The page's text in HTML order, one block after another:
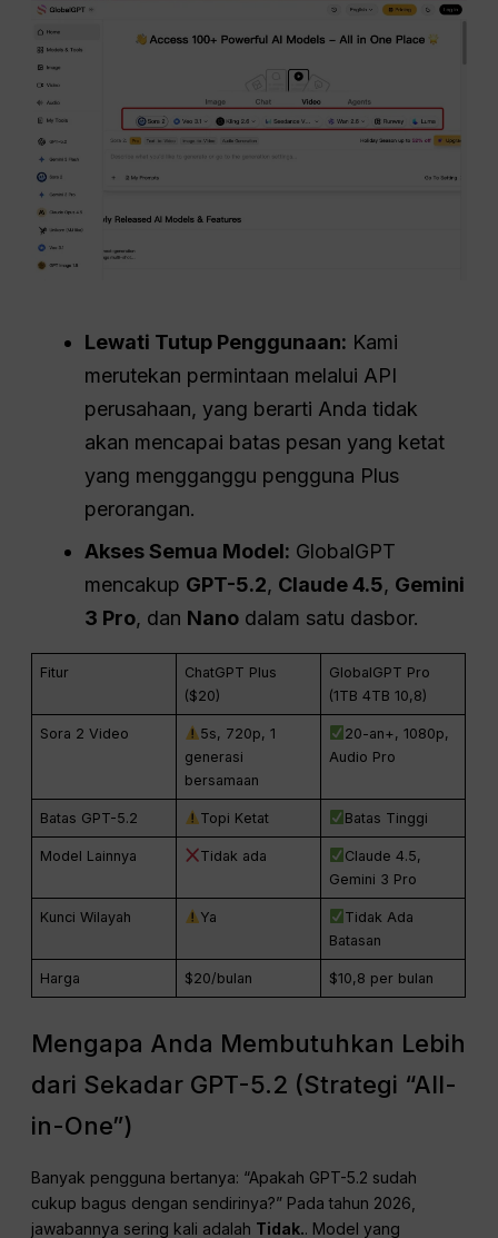
Lewati Tutup Penggunaan: Kami
merutekan permintaan melalui API
perusahaan, yang berarti Anda tidak
akan mencapai batas pesan yang ketat
yang mengganggu pengguna Plus
perorangan.
Akses Semua Model: GlobalGPT
mencakup GPT-5.2, Claude 4.5, Gemini
3 Pro, dan Nano dalam satu dasbor.
Fitur
ChatGPT Plus
($20)
GlobalGPT Pro
(1TB 4TB 10,8)
Sora 2 Video
5s, 720p, 1
generasi
bersamaan
20-an+, 1080p,
Audio Pro
Batas GPT-5.2 Topi Ketat Batas Tinggi
Model Lainnya Tidak ada
Claude 4.5,
Gemini 3 Pro
Kunci Wilayah Ya
Tidak Ada
Batasan
Harga $20/bulan $10,8 per bulan
Mengapa Anda Membutuhkan Lebih
dari Sekadar GPT-5.2 (Strategi “All-
in-One”)
Banyak pengguna bertanya: “Apakah GPT-5.2 sudah
cukup bagus dengan sendirinya?” Pada tahun 2026,
jawabannya sering kali adalah Tidak.. Model yang